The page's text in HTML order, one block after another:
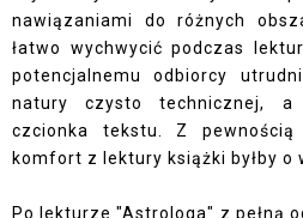
nawiązaniami do różnych
łatwo wychwycić podczas
potencjalnemu odbiorcy
natury czysto technicznej, a
czcionka tekstu. Z
komfort z lektury książki byłby o
Po lekturze "Astrologa" z pełną